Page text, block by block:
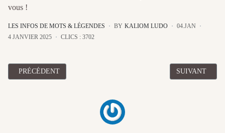
vous !
LES INFOS DE MOTS & LÉGENDES BY KALIOM LUDO
04.JAN
4 JANVIER 2025
CLICS : 3702
ARTICLE PRÉCÉDENT : BILAN DE L'ANNÉE DES VENTES
PRÉCÉDENT ARTICLE
SUIVANT